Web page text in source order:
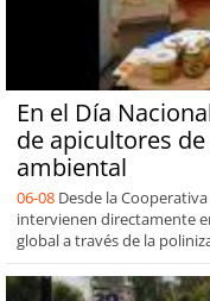
En el Día
de apicultores
ambiental
06-08 Desde la
intervienen directamente
global a través de la